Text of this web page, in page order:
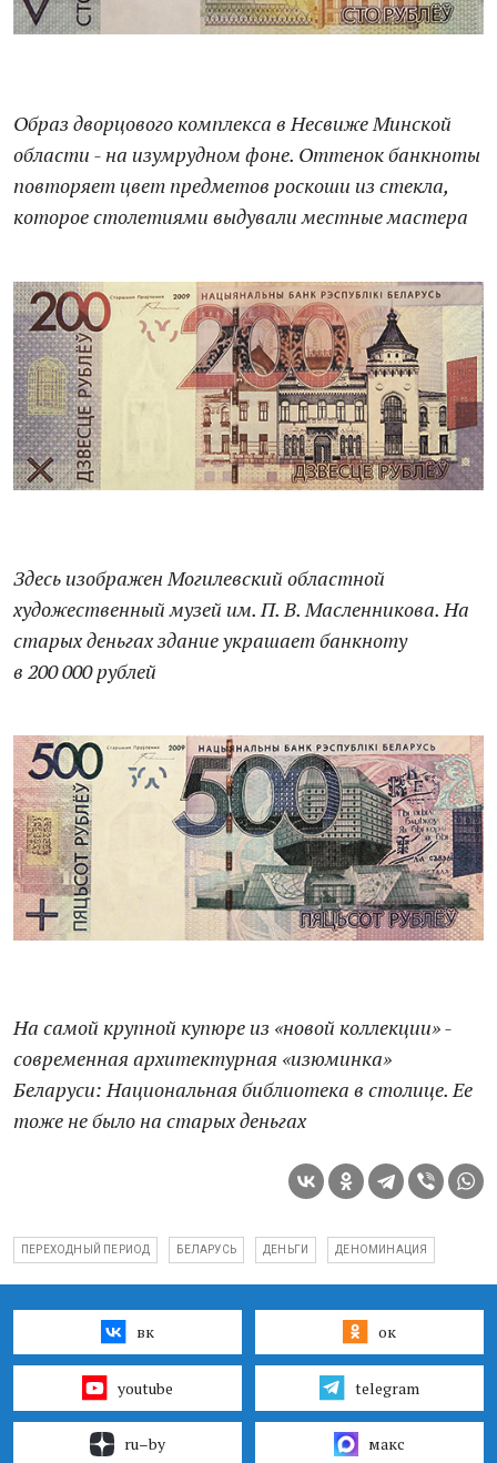
Образ дворцового комплекса в Несвиже Минской
области - на изумрудном фоне. Оттенок банкноты
повторяет цвет предметов роскоши из стекла,
которое столетиями выдували местные мастера
Здесь изображен Могилевский областной
художественный музей им. П. В. Масленникова. На
старых деньгах здание украшает банкноту
в 200 000 рублей
На самой крупной купюре из «новой коллекции» -
современная архитектурная «изюминка»
Беларуси: Национальная библиотека в столице. Ее
тоже не было на старых деньгах
ПЕРЕХОДНЫЙ ПЕРИОД БЕЛАРУСЬ ДЕНЬГИ ДЕНОМИНАЦИЯ
вк ок
youtube telegram
ru–by макс